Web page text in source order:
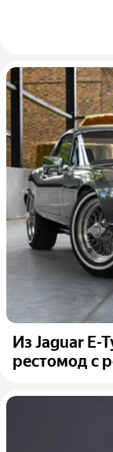
Из Jaguar E-
рестомод с